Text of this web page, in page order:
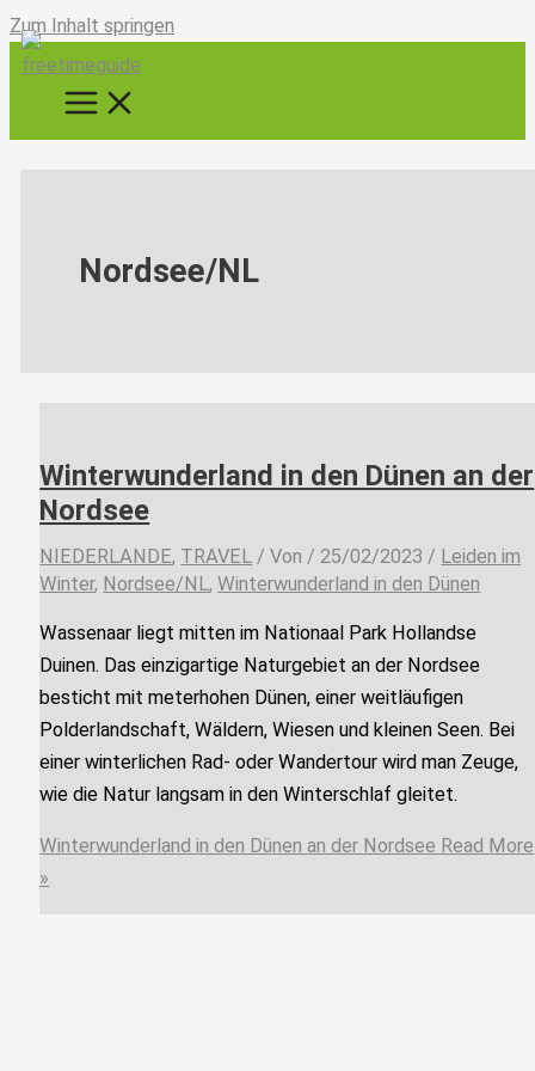
Zum Inhalt springen
Nordsee/NL
Winterwunderland in den Dünen an der
Nordsee
NIEDERLANDE, TRAVEL / Von / 25/02/2023 / Leiden im
Winter, Nordsee/NL,Winterwunderland in den Dünen
Wassenaar liegt mitten im Nationaal Park Hollandse
Duinen. Das einzigartige Naturgebiet an der Nordsee
besticht mit meterhohen Dünen, einer weitläufigen
Polderlandschaft, Wäldern, Wiesen und kleinen Seen. Bei
einer winterlichen Rad- oder Wandertour wird man Zeuge,
wie die Natur langsam in den Winterschlaf gleitet.
Winterwunderland in den Dünen an der Nordsee Read More
»